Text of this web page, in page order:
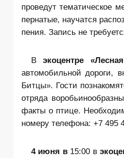
проведут тематическое
пернатые, научатся
пения. Запись не
Вэкоцентре
автомобильной дороги,
Битцы». Гости
отряда
факты о птице.
номеру телефона: +7 495
4 июня в15:00 в